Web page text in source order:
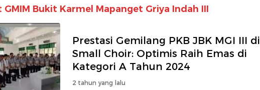
Bukit Karmel Mapanget Griya Indah III
Prestasi Gemilang PKB JBK MGI III di
Small Choir: Optimis Raih Emas di
Kategori A Tahun 2024
2 tahun yang lalu